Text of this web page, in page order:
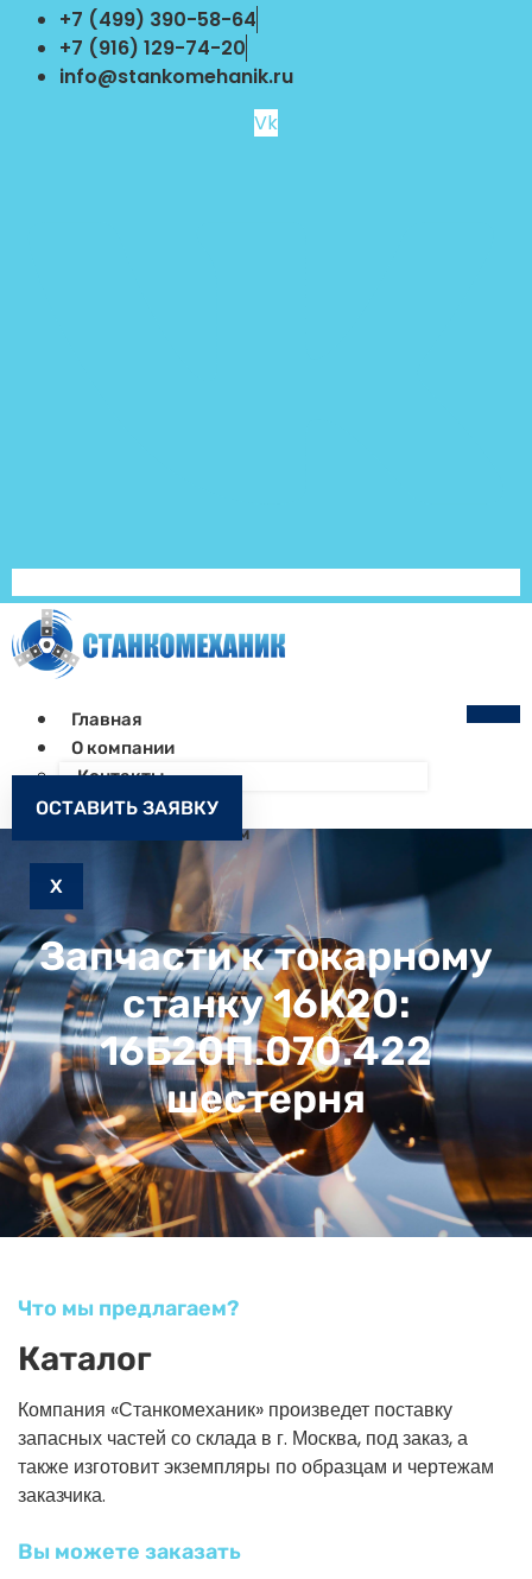
Перейти
содержимому
+7 (499) 390-58-64
+7 (916) 129-74-20
info@stankomehanik.ru
Vk
Главная
О компании
Контакты
Как заказать
Запчасти к станкам
X
ОСТАВИТЬ ЗАЯВКУ
Запчасти к токарному
станку 16К20:
16Б20П.070.422
шестерня
Что мы предлагаем?
Каталог
Компания «Станкомеханик» произведет поставку
запасных частей со склада в г. Москва, под заказ, а
также изготовит экземпляры по образцам и чертежам
заказчика.
Вы можете заказать